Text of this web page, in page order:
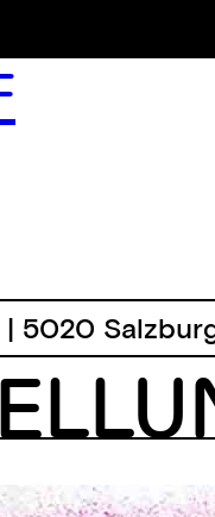
5020